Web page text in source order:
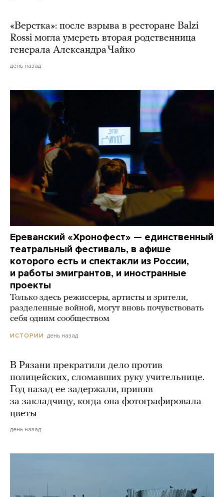
«Верстка»: после взрыва в ресторане Balzi
Rossi могла умереть вторая родственница
генерала Александра Чайко
день назад
Ереванский «Хронофест» — единственный
театральный фестиваль, в афише
которого есть и спектакли из России,
и работы эмигрантов, и иностранные
проекты
Только здесь режиссеры, артисты и зрители,
разделенные войной, могут вновь почувствовать
себя одним сообществом
ИСТОРИИ день назад
В Рязани прекратили дело против
полицейских, сломавших руку учительнице.
Год назад ее задержали, приняв
за закладчицу, когда она фотографировала
цветы
день назад